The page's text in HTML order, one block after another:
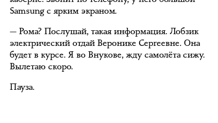
Samsung с ярким экраном.
— Рома? Послушай, такая информация. Лобзик
электрический отдай Веронике Сергеевне. Она
будет в курсе. Я во Внукове, жду самолёта сижу.
Вылетаю скоро.
Пауза.